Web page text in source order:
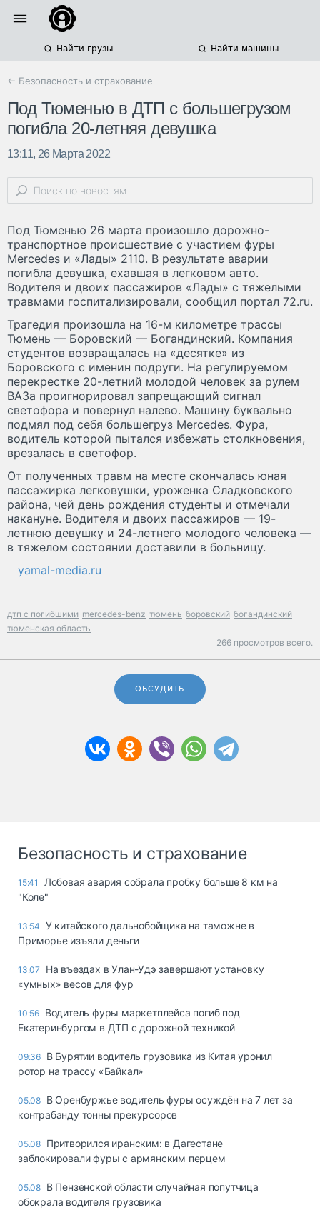
Найти грузы Найти машины
← Безопасность и страхование
Под Тюменью в ДТП с большегрузом
погибла 20-летняя девушка
13:11, 26 Марта 2022
Под Тюменью 26 марта произошло дорожно-
транспортное происшествие с участием фуры
Mercedes и «Лады» 2110. В результате аварии
погибла девушка, ехавшая в легковом авто.
Водителя и двоих пассажиров «Лады» с тяжелыми
травмами госпитализировали, сообщил портал 72.ru.
Трагедия произошла на 16-м километре трассы
Тюмень — Боровский — Богандинский. Компания
студентов возвращалась на «десятке» из
Боровского с именин подруги. На регулируемом
перекрестке 20-летний молодой человек за рулем
ВАЗа проигнорировал запрещающий сигнал
светофора и повернул налево. Машину буквально
подмял под себя большегруз Mercedes. Фура,
водитель которой пытался избежать столкновения,
врезалась в светофор.
От полученных травм на месте скончалась юная
пассажирка легковушки, уроженка Сладковского
района, чей день рождения студенты и отмечали
накануне. Водителя и двоих пассажиров — 19-
летнюю девушку и 24-летнего молодого человека —
в тяжелом состоянии доставили в больницу.
yamal-media.ru
дтп с погибшими mercedes-benz тюмень боровский богандинский
тюменская область
266 просмотров всего.
ОБСУДИТЬ
Безопасность и страхование
15:41
Лобовая авария собрала пробку больше 8 км на
"Коле"
13:54 У китайского дальнобойщика на таможне в
Приморье изъяли деньги
13:07
Ha въeздax в Улaн-Удэ зaвepшaют ycтaнoвкy
«yмныx» вecoв для фyp
10:56 Водитель фуры маркетплейса погиб под
Екатеринбургом в ДТП с дорожной техникой
09:36 В Бурятии водитель грузовика из Китая уронил
ротор на трассу «Байкал»
05.08 В Оренбуржье водитель фуры осуждён на 7 лет за
контрабанду тонны прекурсоров
05.08 Притворился иранским: в Дагестане
заблокировали фуры с армянским перцем
05.08 В Пензенской области случайная попутчица
обокрала водителя грузовика